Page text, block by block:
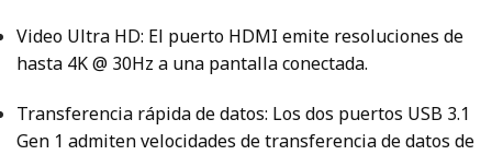
Video Ultra HD: El puerto HDMI emite resoluciones de
hasta 4K @ 30Hz a una pantalla conectada.
Transferencia rápida de datos: Los dos puertos USB 3.1
Gen 1 admiten velocidades de transferencia de datos de